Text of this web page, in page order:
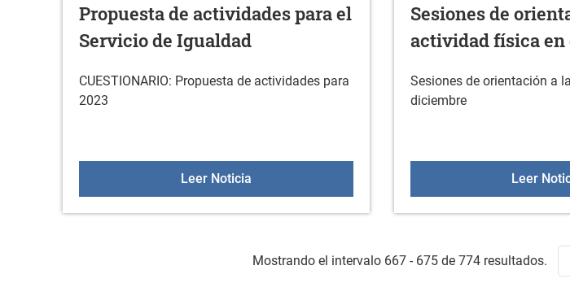
Propuesta de actividades para el
Servicio de Igualdad
CUESTIONARIO: Propuesta de actividades para
2023
Leer NoticiaPropuesta de actividades para el Servicio de Igualdad
Sesiones de
actividad física
Sesiones de orientación a
diciembre
Leer
Mostrando el intervalo 667 - 675 de 774 resultados.